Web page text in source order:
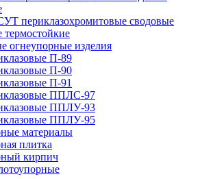
периклазохромитовые сводовые
огнеупорные изделия
П-89
П-90
П-91
ППЛС-97
ППЛУ-93
ППЛУ-95
материалы
плитка
кирпич